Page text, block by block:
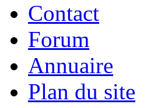
Contact
Forum
Annuaire
Plan du site